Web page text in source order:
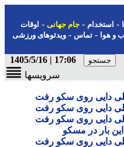
- جام جهانی-اوقات
-تماس-ویدئوهای ورزشی
17:06 | 1405/5/16
سرویسها
دایی روی سکو رفت
دایی روی سکو رفت
دایی روی سکو رفت
در مسکو
دایی روی سکو رفت